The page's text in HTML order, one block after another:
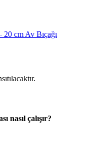
cm Av Bıçağı
nasıl çalışır?